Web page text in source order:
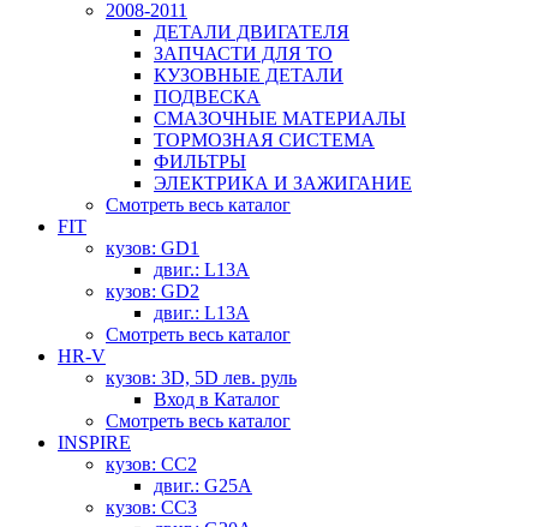
2008-2011
ДЕТАЛИ ДВИГАТЕЛЯ
ЗАПЧАСТИ ДЛЯ ТО
КУЗОВНЫЕ ДЕТАЛИ
ПОДВЕСКА
СМАЗОЧНЫЕ МАТЕРИАЛЫ
ТОРМОЗНАЯ СИСТЕМА
ФИЛЬТРЫ
ЭЛЕКТРИКА И ЗАЖИГАНИЕ
Смотреть весь каталог
FIT
кузов: GD1
двиг.: L13A
кузов: GD2
двиг.: L13A
Смотреть весь каталог
HR-V
кузов: 3D, 5D лев. руль
Вход в Каталог
Смотреть весь каталог
INSPIRE
кузов: CC2
двиг.: G25A
кузов: CC3